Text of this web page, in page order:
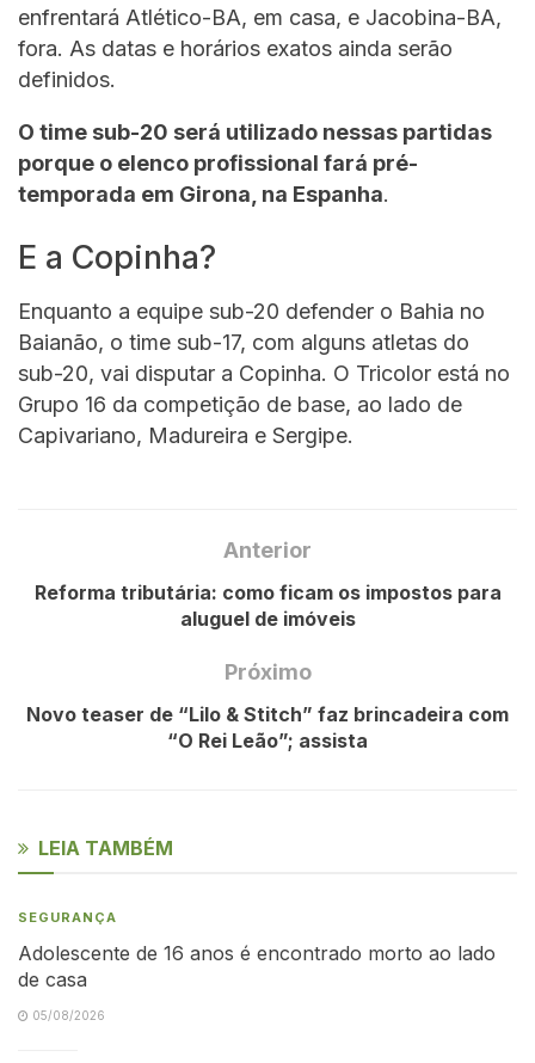
enfrentará Atlético-BA, em casa, e Jacobina-BA,
fora. As datas e horários exatos ainda serão
definidos.
O time sub-20 será utilizado nessas partidas
porque o elenco profissional fará pré-
temporada em Girona, na Espanha.
E a Copinha?
Enquanto a equipe sub-20 defender o Bahia no
Baianão, o time sub-17, com alguns atletas do
sub-20, vai disputar a Copinha. O Tricolor está no
Grupo 16 da competição de base, ao lado de
Capivariano, Madureira e Sergipe.
Anterior
Reforma tributária: como ficam os impostos para
aluguel de imóveis
Próximo
Novo teaser de “Lilo & Stitch” faz brincadeira com
“O Rei Leão”; assista
LEIA TAMBÉM
SEGURANÇA
Adolescente de 16 anos é encontrado morto ao lado
de casa
05/08/2026